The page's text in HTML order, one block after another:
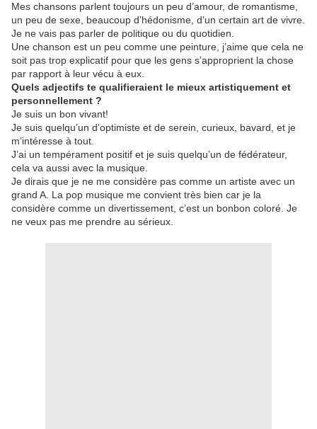
Mes chansons parlent toujours un peu d’amour, de romantisme,
un peu de sexe, beaucoup d’hédonisme, d’un certain art de vivre.
Je ne vais pas parler de politique ou du quotidien.
Une chanson est un peu comme une peinture, j’aime que cela ne
soit pas trop explicatif pour que les gens s’approprient la chose
par rapport à leur vécu à eux.
Quels adjectifs te qualifieraient le mieux artistiquement et
personnellement ?
Je suis un bon vivant!
Je suis quelqu’un d’optimiste et de serein, curieux, bavard, et je
m’intéresse à tout.
J’ai un tempérament positif et je suis quelqu’un de fédérateur,
cela va aussi avec la musique.
Je dirais que je ne me considère pas comme un artiste avec un
grand A. La pop musique me convient très bien car je la
considère comme un divertissement, c’est un bonbon coloré. Je
ne veux pas me prendre au sérieux.